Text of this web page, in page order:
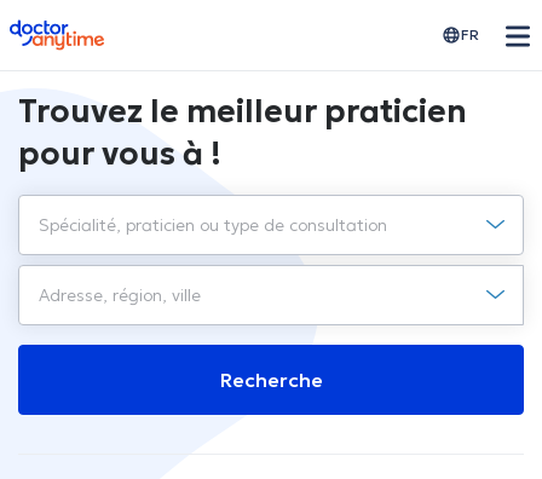
doctoranytime FR
Trouvez le meilleur praticien
pour vous à !
Recherche